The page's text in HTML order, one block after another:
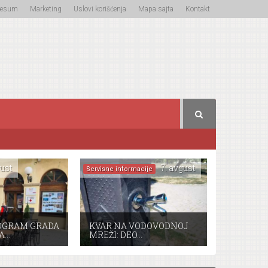
Marketing Uslovi korišćenja Mapa sajta Kontakt
GRADA
Servisne informacije 7. avgust
KVAR NA VODOVODNOJ
MREŽI: DEO…